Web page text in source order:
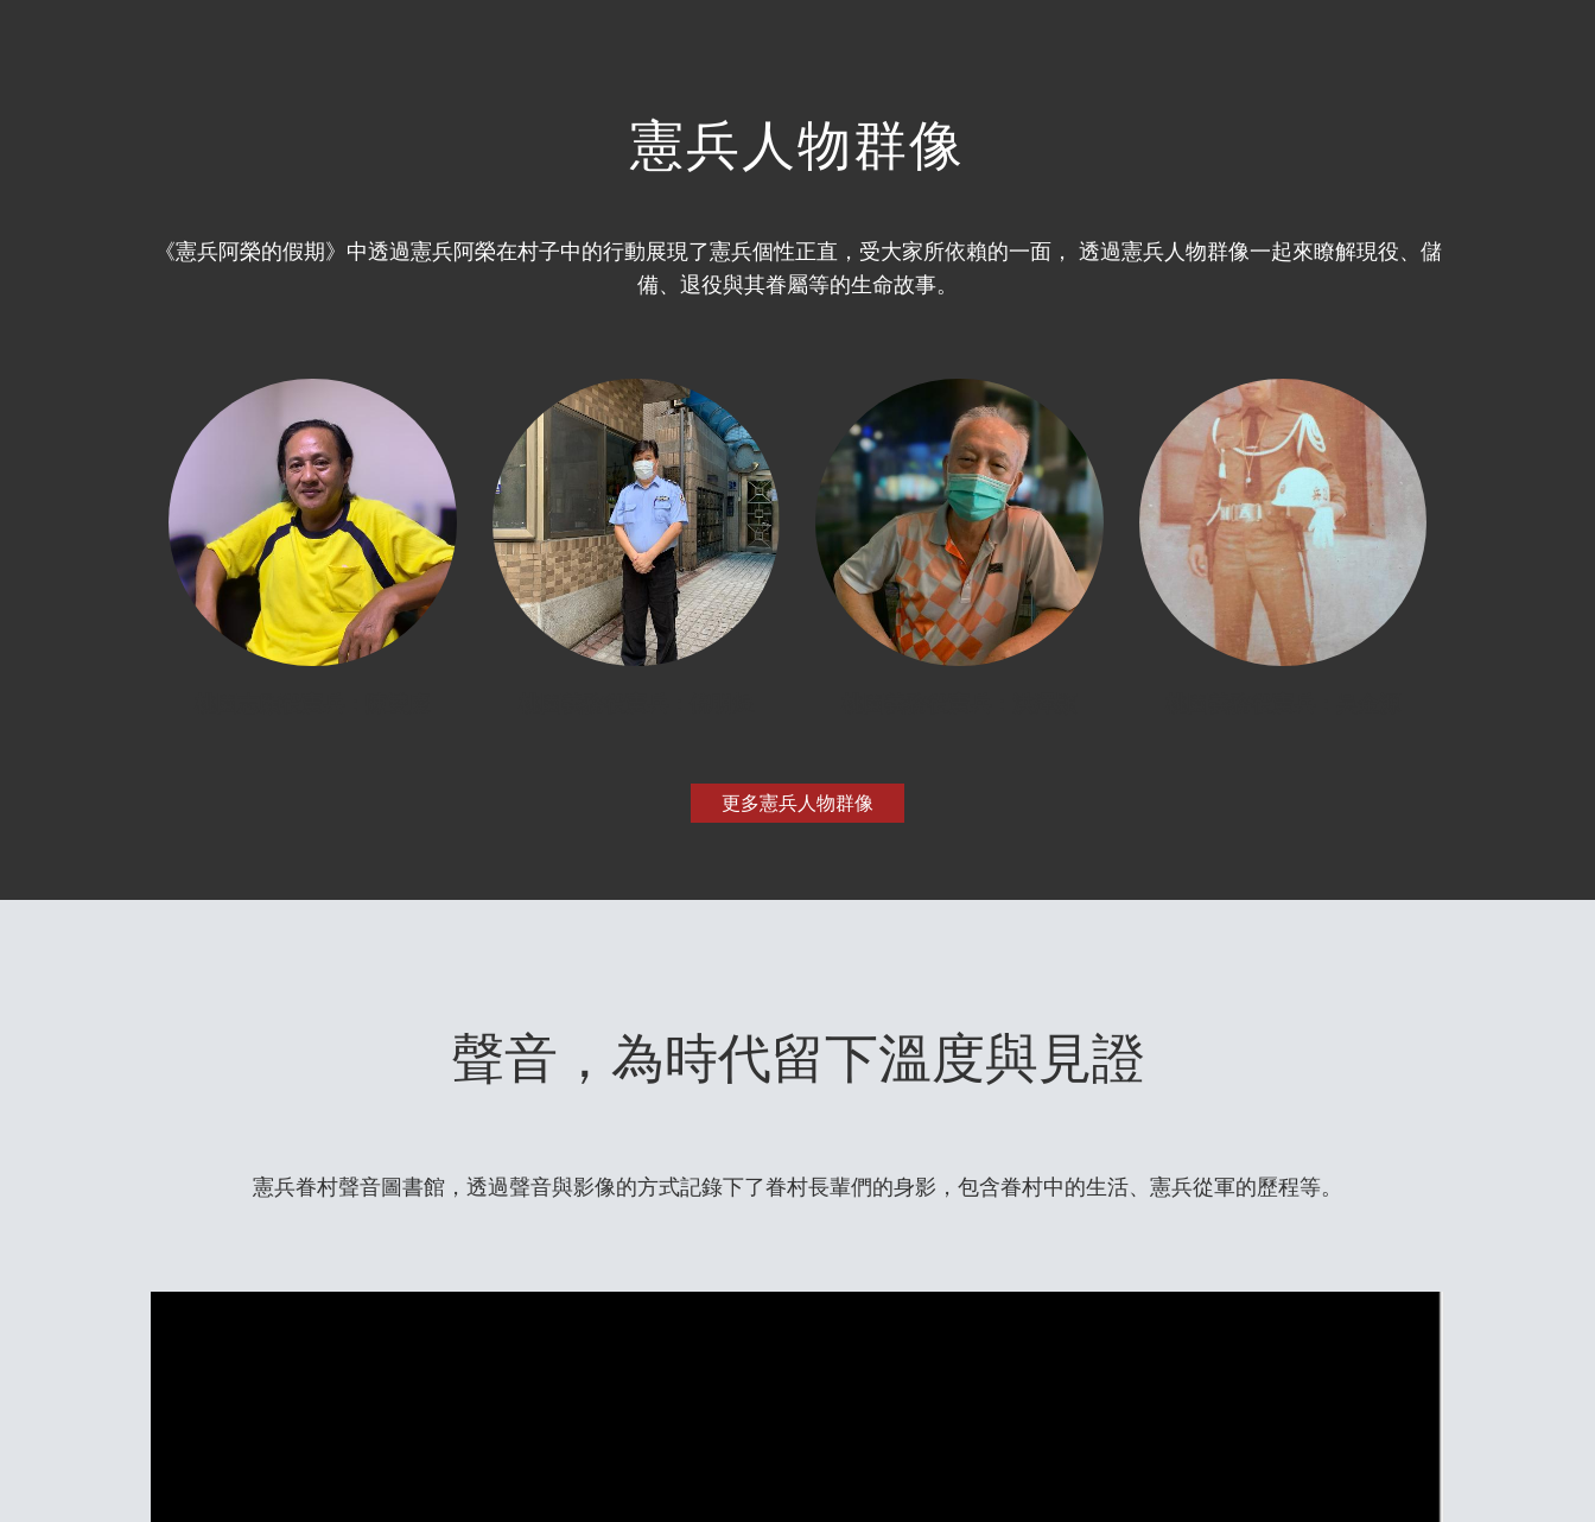
憲兵人物群像
《憲兵阿榮的假期》中透過憲兵阿榮在村子中的行動展現了憲兵個性正直，受大家所依賴的一面， 透過憲兵人物群像一起來瞭解現役、儲
備、退役與其眷屬等的生命故事。
更多憲兵人物群像
聲音，為時代留下溫度與見證
憲兵眷村聲音圖書館，透過聲音與影像的方式記錄下了眷村長輩們的身影，包含眷村中的生活、憲兵從軍的歷程等。